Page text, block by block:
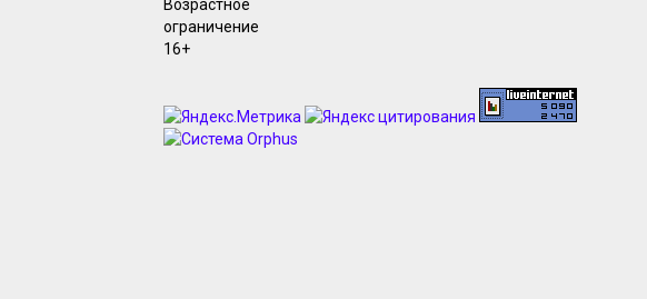
В Курске вводили план «Перехват»
из-за видео с похищением